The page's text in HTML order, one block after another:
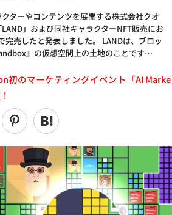
ターやコンテンツを展開する株式会社クオ
」および同社キャラクターNFT販売にお
完売したと発表しました。 LANDは、ブロッ
』の仮想空間上の土地のことです…
初のマーケティングイベント「AI Marke